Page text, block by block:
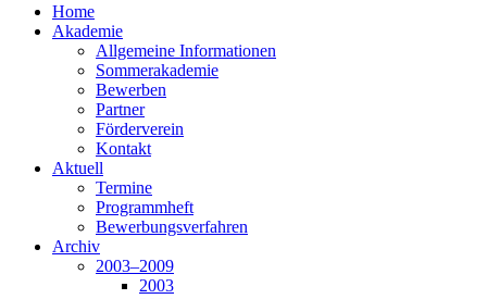
Home
Akademie
Allgemeine Informationen
Sommerakademie
Bewerben
Partner
Förderverein
Kontakt
Aktuell
Termine
Programmheft
Bewerbungsverfahren
Archiv
2003–2009
2003